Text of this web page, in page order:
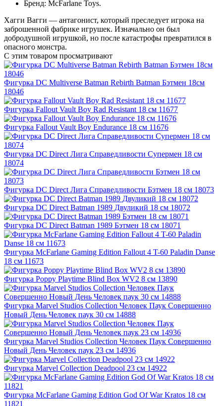
Бренд: McFarlane Toys.
Хагги Вагги — антагонист, который преследует игрока на
заброшенной фабрике игрушек. Изначально он был
добродушной игрушкой, но после катастрофы превратился в
опасного монстра.
С этим товаром просматривают
Фигурка DC Multiverse Batman Rebirth Batman Бэтмен 18см
18046
Фигурка Fallout Vault Boy Rad Resistant 18 см 11677
Фигурка Fallout Vault Boy Endurance 18 см 11676
Фигурка DC Direct Лига Справедливости Супермен 18 см
18074
Фигурка DC Direct Лига Справедливости Бэтмен 18 см 18073
Фигурка DC Direct Batman 1989 Двуликий 18 см 18072
Фигурка DC Direct Batman 1989 Бэтмен 18 см 18071
Фигурка McFarlane Gaming Edition Fallout 4 T-60 Paladin Danse
18 см 11673
Фигурка Poppy Playtime Blind Box WV2 8 см 13890
Фигурка Marvel Studios Collection Человек Паук Совершенно
Новый День Человек паук 30 см 14888
Фигурка Marvel Studios Collection Человек Паук Совершенно
Новый День Человек паук 23 см 14936
Фигурка Marvel Collection Deadpool 23 см 14922
Фигурка McFarlane Gaming Edition God Of War Kratos 18 см
11821